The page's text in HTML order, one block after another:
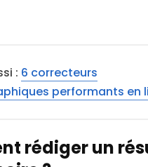
: 6 correcteurs
performants en
rédiger un